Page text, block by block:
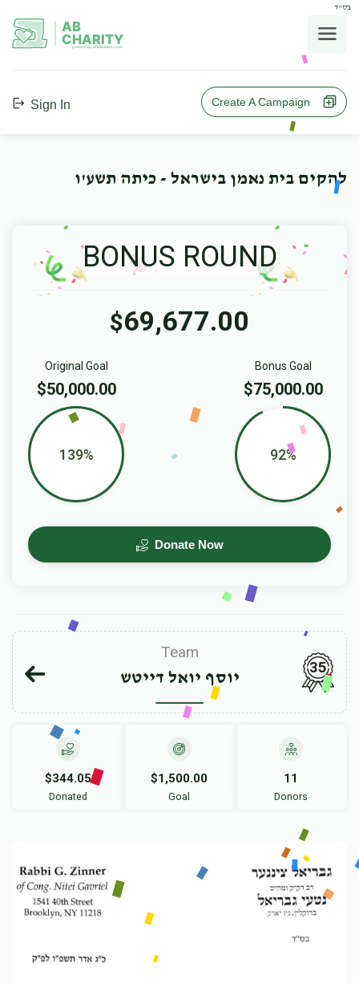
בס"ד
AB
CHARITY
powerd by ahblicklive.com
Sign In Create A Campaign
להקים בית נאמן בישראל - כיתה תשע'ו
BONUS ROUND
$69,677.00
Bonus Goal
$75,000.00
92%
Original Goal
$50,000.00
139%
Donate Now
Team
יוסף יואל דייטש
35
$344.05
Donated
$1,500.00
Goal
11
Donors